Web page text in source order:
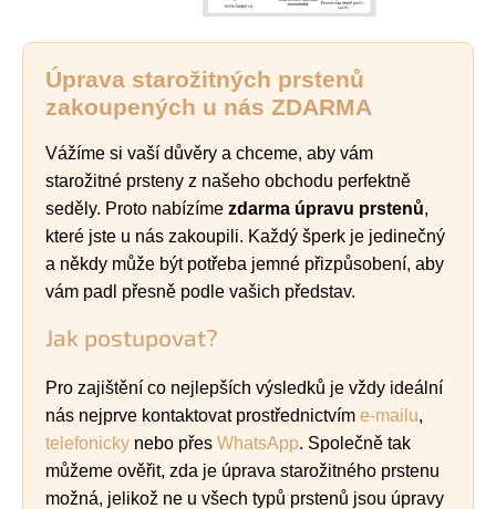
Úprava starožitných prstenů
zakoupených u nás ZDARMA
Vážíme si vaší důvěry a chceme, aby vám
starožitné prsteny z našeho obchodu perfektně
seděly. Proto nabízíme zdarma úpravu prstenů,
které jste u nás zakoupili. Každý šperk je jedinečný
a někdy může být potřeba jemné přizpůsobení, aby
vám padl přesně podle vašich představ.
Jak postupovat?
Pro zajištění co nejlepších výsledků je vždy ideální
nás nejprve kontaktovat prostřednictvím e-mailu,
telefonicky nebo přes WhatsApp. Společně tak
můžeme ověřit, zda je úprava starožitného prstenu
možná, jelikož ne u všech typů prstenů jsou úpravy